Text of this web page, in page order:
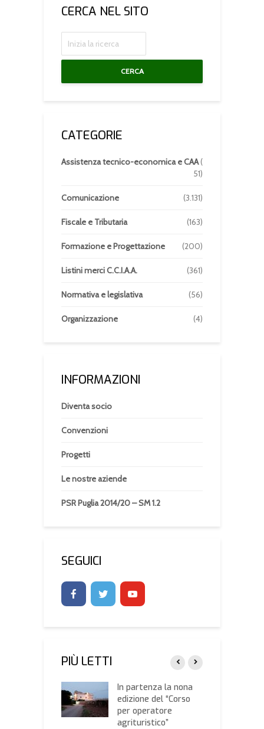
CERCA NEL SITO
CERCA
CATEGORIE
Assistenza tecnico-economica e CAA(
51)
Comunicazione (3.131)
Fiscale e Tributaria (163)
Formazione e Progettazione (200)
Listini merci C.C.I.A.A. (361)
Normativa e legislativa (56)
Organizzazione (4)
INFORMAZIONI
Diventa socio
Convenzioni
Progetti
Le nostre aziende
PSR Puglia 2014/20 – SM 1.2
SEGUICI
PIÙ LETTI
In partenza la nona
edizione del “Corso
per operatore
agrituristico”